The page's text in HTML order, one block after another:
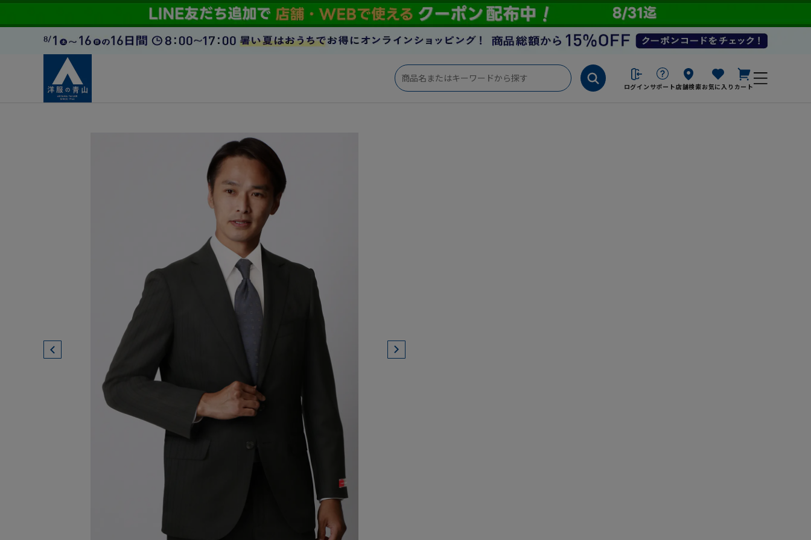
ログイン サポート店舗検索お気に入り カート